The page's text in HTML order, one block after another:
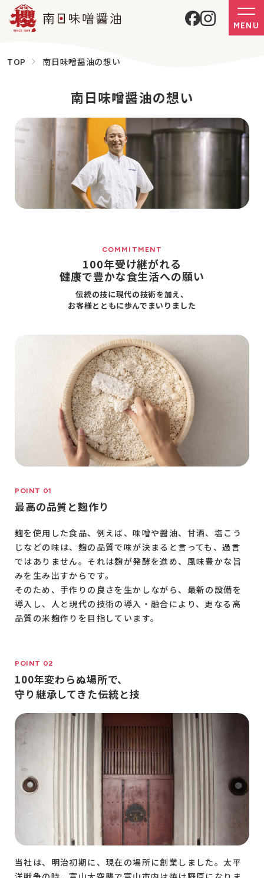
MENU
TOP 南日味噌醤油の想い
南日味噌醤油の想い
COMMITMENT
100年受け継がれる
健康で豊かな食生活への願い
伝統の技に現代の技術を加え、
お客様とともに歩んでまいりました
POINT 01
最高の品質と麹作り
麹を使用した食品、例えば、味噌や醤油、甘酒、塩こう
じなどの味は、麹の品質で味が決まると言っても、過言
ではありません。それは麹が発酵を進め、風味豊かな旨
みを生み出すからです。
そのため、手作りの良さを生かしながら、最新の設備を
導入し、人と現代の技術の導入・融合により、更なる高
品質の米麹作りを目指しています。
POINT 02
100年変わらぬ場所で、
守り継承してきた伝統と技
当社は、明治初期に、現在の場所に創業しました。太平